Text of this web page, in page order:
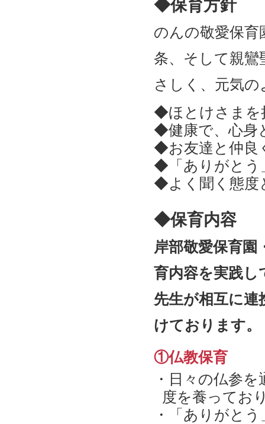
◆保育方針
のんの敬愛保育
条、そして親
さしく、元気
◆ほとけさまを
◆健康で、心身
◆お友達と仲良
◆「ありがとう
◆よく聞く態度
◆保育内容
岸部敬愛保育園
育内容を実践し
先生が相互に連
けております。
①仏教保育
・日々の仏参
度を養ってお
・「ありがと